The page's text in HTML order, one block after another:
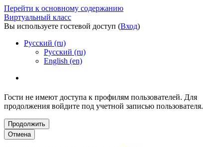
Перейти к основному содержанию
Виртуальный класс
Вы используете гостевой доступ (Вход)
Русский ‎(ru)‎
Русский ‎(ru)‎
English ‎(en)‎
Гости не имеют доступа к профилям пользователей. Для
продолжения войдите под учетной записью пользователя.